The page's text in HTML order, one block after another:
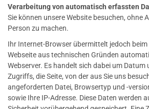
Verarbeitung von automatisch erfassten
Sie können unsere Website besuchen, ohne
Person zu machen.
Ihr Internet-Browser übermittelt jedoch
Webseite aus technischen Gründen
Webserver. Es handelt sich dabei um Datum
Zugriffs, die Seite, von der aus Sie uns
angeforderten Datei, Browsertyp und -
sowie Ihre IP-Adresse. Diese Daten werden